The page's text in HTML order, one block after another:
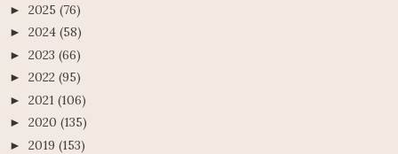
► 2025 (76)
► 2024 (58)
► 2023 (66)
► 2022 (95)
► 2021 (106)
► 2020 (135)
► 2019 (153)